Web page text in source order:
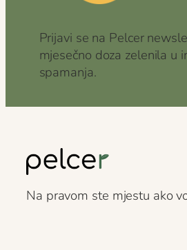
Prijavi se na Pelcer
mjesečno doza zelenila u
spamanja.
Na pravom ste mjestu ako